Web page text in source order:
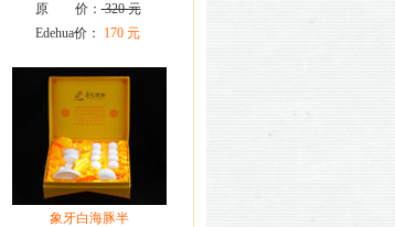
原 价：320 元
Edehua价：
170 元
象牙白海豚半